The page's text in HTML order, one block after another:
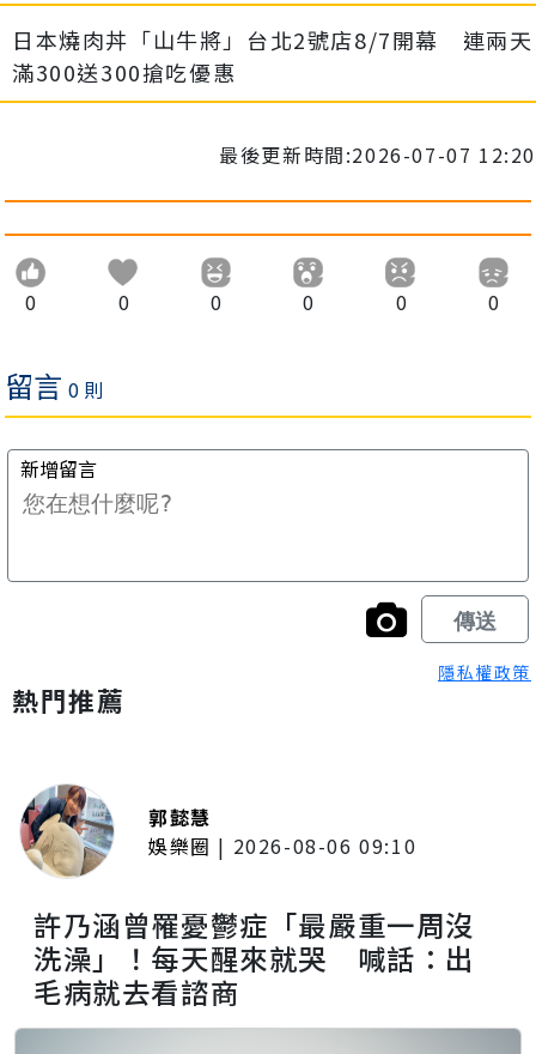
日本燒肉丼「山牛將」台北2號店8/7開幕 連兩天
滿300送300搶吃優惠
最後更新時間:2026-07-07 12:20
0 0 0 0 0 0
隱私權政策
熱門推薦
郭懿慧
娛樂圈 | 2026-08-06 09:10
許乃涵曾罹憂鬱症「最嚴重一周沒
洗澡」！每天醒來就哭 喊話：出
毛病就去看諮商